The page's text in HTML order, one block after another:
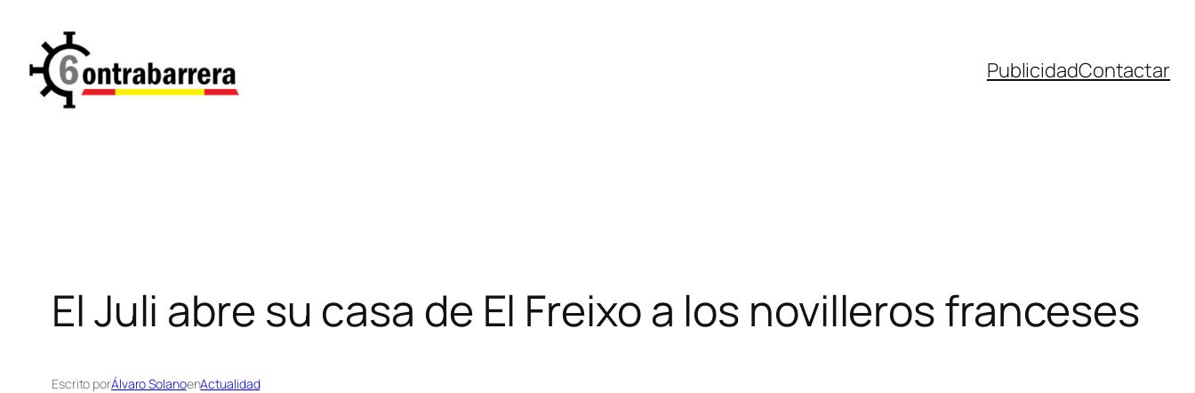
contenido
PublicidadContactar
El Juli abre su casa de El Freixo a los novilleros franceses
Escrito porÁlvaro SolanoenActualidad